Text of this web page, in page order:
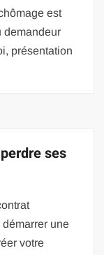
est
demandeur
présentation
ses
démarrer une
votre